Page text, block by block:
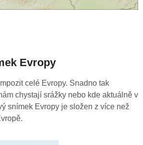
Evropy
celé Evropy. Snadno tak
chystají srážky nebo kde aktuálně v
snímek Evropy je složen z více než